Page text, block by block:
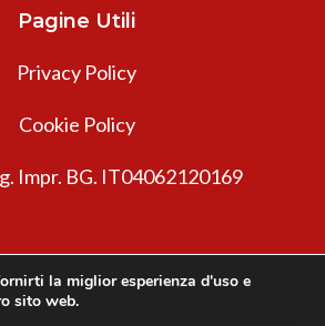
Pagine Utili
Privacy Policy
Cookie Policy
Impr. BG. IT04062120169
la miglior esperienza d'uso e
sito web.